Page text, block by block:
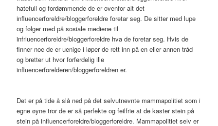
hatefull og fordømmende de er ovenfor alt det
influencerforeldre/bloggerforeldre foretar seg. De sitter med lupe
og følger med på sosiale mediene til
infrluencerforeldre/bloggerforeldre hva de foretar seg. Hvis de
finner noe de er uenige i løper de rett inn på en eller annen tråd
og bretter ut hvor forferdelig ille
influencerforelderen/bloggerforeldren er.
Det er på tide å slå ned på det selvutnevnte mammapolitiet som i
egne øyne tror de er så perfekte og feilfrie at de kaster stein på
stein på influencerforeldre/bloggerforeldre. Mammapolitiet selv er